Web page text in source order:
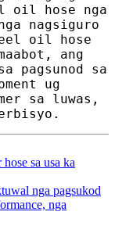
oil hose nga
nagsiguro
oil hose
ang
pagsunod sa
ug
sa luwas,
sa usa ka
nga pagsukod
nga